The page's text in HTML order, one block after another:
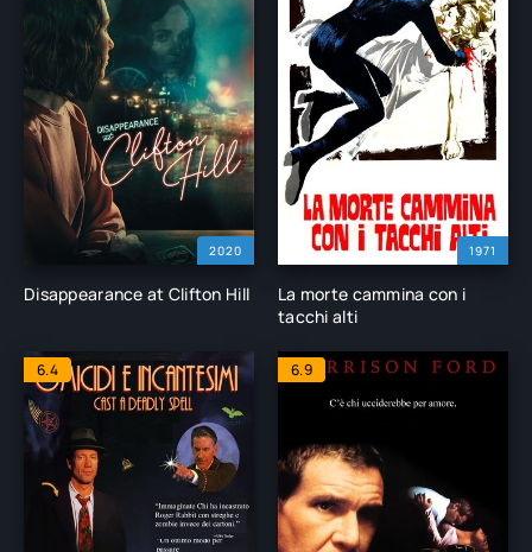
2020
Disappearance at Clifton Hill
1971
La morte cammina con i
tacchi alti
6.4 6.9